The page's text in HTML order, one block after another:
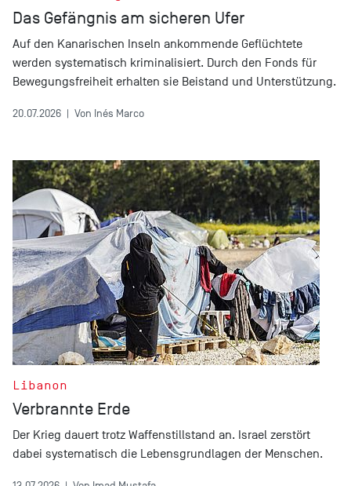
Das Gefängnis am sicheren Ufer
Auf den Kanarischen Inseln ankommende Geflüchtete
werden systematisch kriminalisiert. Durch den Fonds für
Bewegungsfreiheit erhalten sie Beistand und Unterstützung.
20.07.2026 | Von Inés Marco
Libanon
Verbrannte Erde
Der Krieg dauert trotz Waffenstillstand an. Israel zerstört
dabei systematisch die Lebensgrundlagen der Menschen.